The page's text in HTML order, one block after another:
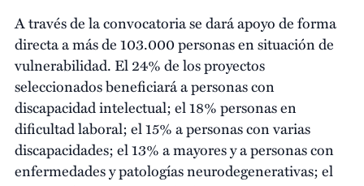
A través de la convocatoria se dará apoyo de forma
directa a más de 103.000 personas en situación de
vulnerabilidad. El 24% de los proyectos
seleccionados beneficiará a personas con
discapacidad intelectual; el 18% personas en
dificultad laboral; el 15% a personas con varias
discapacidades; el 13% a mayores y a personas con
enfermedades y patologías neurodegenerativas; el